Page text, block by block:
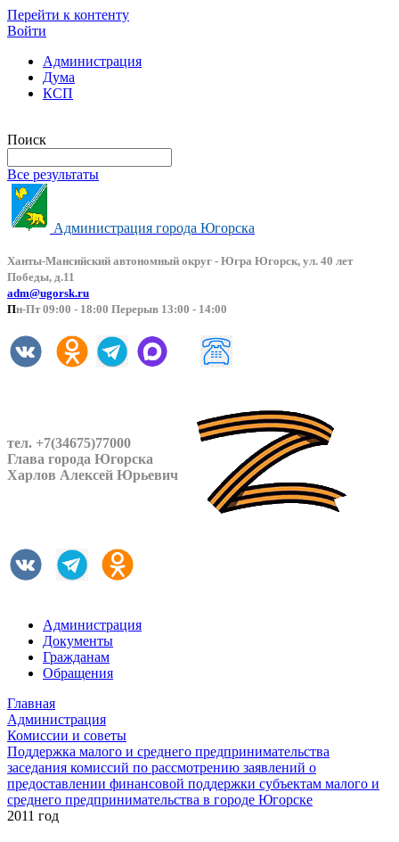
Перейти к контенту
Войти
Администрация
Дума
КСП
Поиск
Все результаты
Администрация города Югорска
Ханты-Мансийский автономный округ - Югра Югорск, ул. 40 лет
Победы, д.11
adm@ugorsk.ru
Пн-Пт 09:00 - 18:00 Перерыв 13:00 - 14:00
тел. +7(34675)77000
Глава города Югорска
Харлов Алексей Юрьевич
Администрация
Документы
Гражданам
Обращения
Главная
Администрация
Комиссии и советы
Поддержка малого и среднего предпринимательства
заседания комиссий по рассмотрению заявлений о
предоставлении финансовой поддержки субъектам малого и
среднего предпринимательства в городе Югорске
2011 год